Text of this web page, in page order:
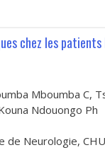
chez les
Mboumba C,
Ndouongo Ph
Neurologie,